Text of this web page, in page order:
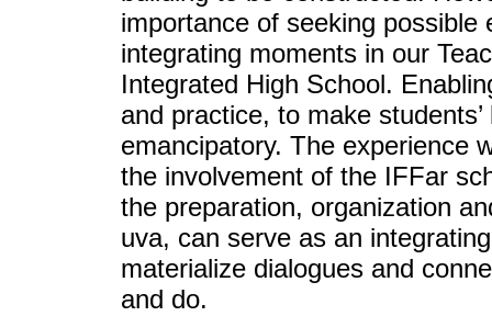
importance of seeking
integrating moments in our
Integrated High School.
and practice, to make
emancipatory. The experience
the involvement of the IFFar
the preparation, organization
uva, can serve as an
materialize dialogues and
and do.